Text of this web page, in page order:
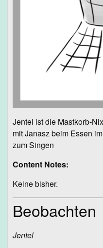
Jentel ist die Mastkorb-
mit Janasz beim Essen
zum Singen
Content Notes:
Keine bisher.
Beobachten
Jentel